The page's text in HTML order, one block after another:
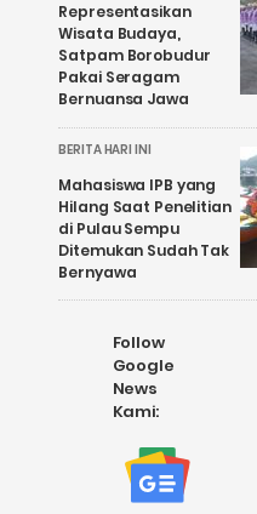
Representasikan
Wisata Budaya,
Satpam Borobudur
Pakai Seragam
Bernuansa Jawa
BERITA HARI INI
Mahasiswa IPB yang
Hilang Saat Penelitian
di Pulau Sempu
Ditemukan Sudah Tak
Bernyawa
Follow
Google
News
Kami: